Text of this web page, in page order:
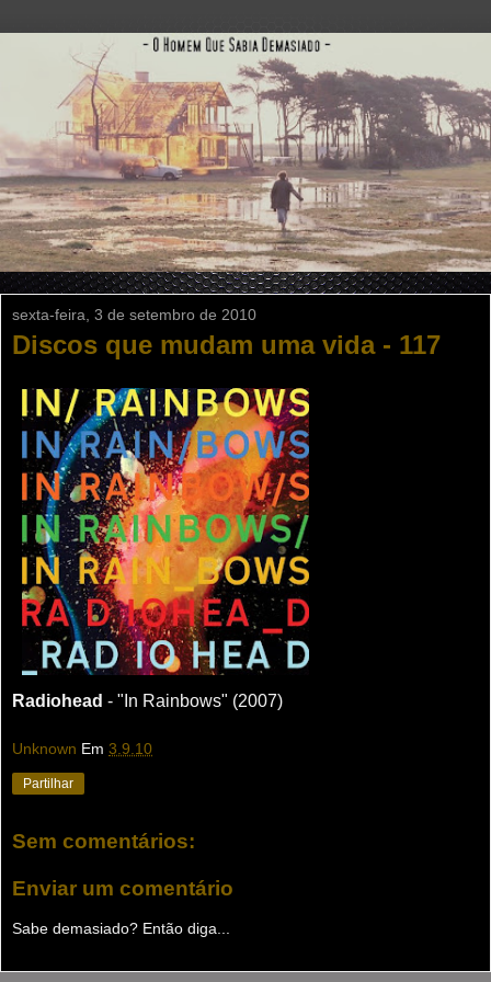
sexta-feira, 3 de setembro de 2010
Discos que mudam uma vida - 117
Radiohead - "In Rainbows" (2007)
Unknown Em 3.9.10
Partilhar
Sem comentários:
Enviar um comentário
Sabe demasiado? Então diga...